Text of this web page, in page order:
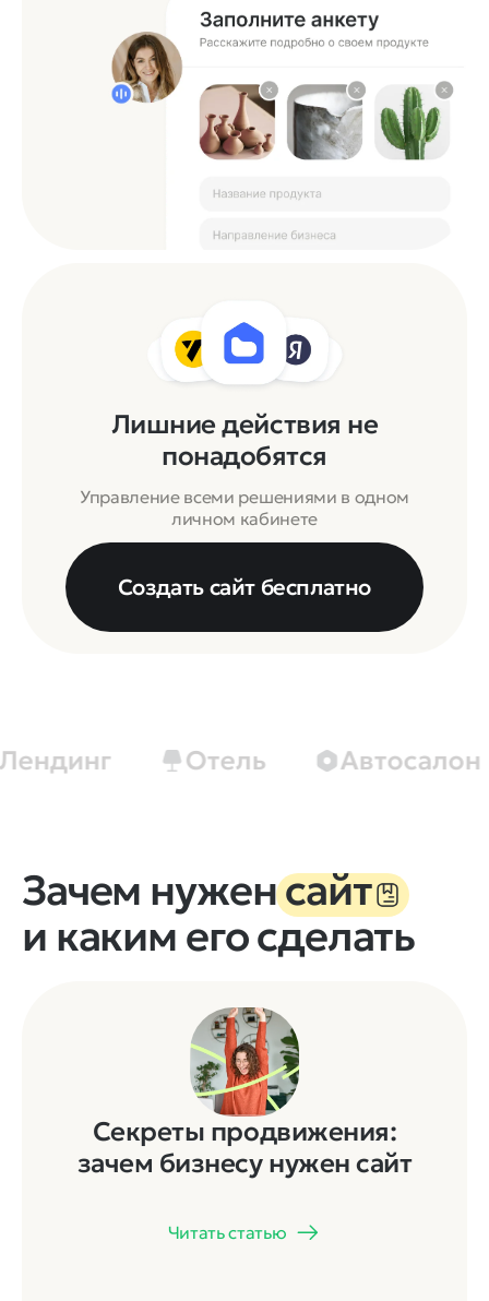
Лишние действия не
понадобятся
Управление всеми решениями в одном
личном кабинете
Создать сайт бесплатно
Отель Автосалон
Зачем нуженсайт
и каким егосделать
Секреты продвижения:
зачем бизнесу нужен сайт
Читать статью